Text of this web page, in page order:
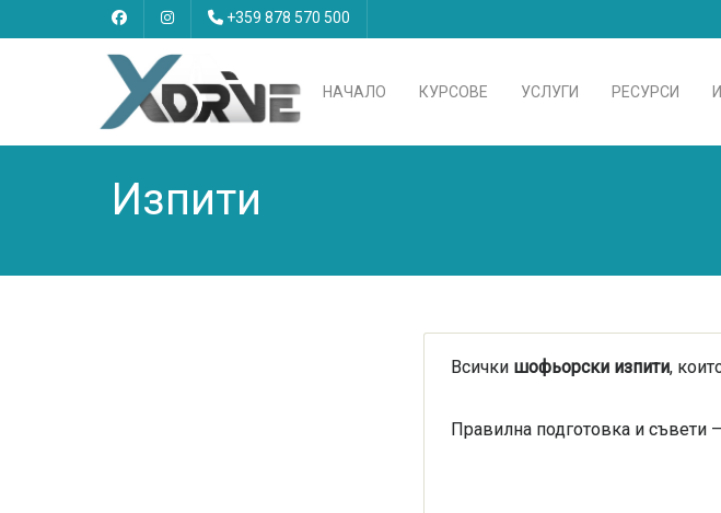
+359 878 570 500
НАЧАЛО КУРСОВЕ УСЛУГИ РЕСУРСИ
Изпити
Всички шофьорски изпити,
Правилна подготовка и съвети